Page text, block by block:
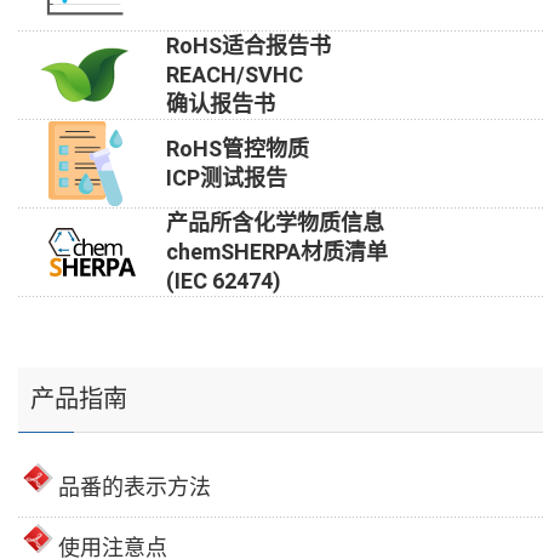
RoHS适合报告书
REACH/SVHC
确认报告书
RoHS管控物质
ICP测试报告
产品所含化学物质信息
chemSHERPA材质清单
(IEC 62474)
产品指南
品番的表示方法
使用注意点